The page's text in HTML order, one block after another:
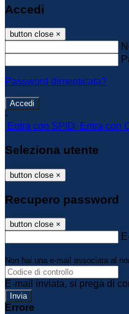
Accedi
button close ×
Password dimenticata?
-
Entra con SPID
Entra con
Seleziona utente
button close ×
Recupero password
button close ×
Non hai una e-mail associata al
E-mail inviata, si prega di
Errore